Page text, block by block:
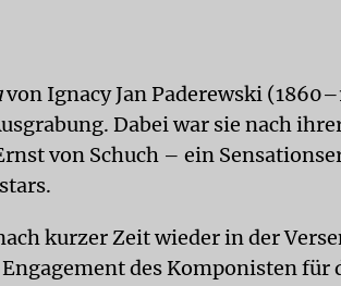
von Ignacy Jan Paderewski
Dabei war sie nach
von Schuch – ein
kurzer Zeit wieder in der
des Komponisten für